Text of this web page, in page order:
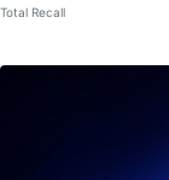
Total Recall